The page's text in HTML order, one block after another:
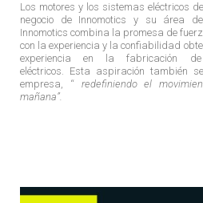
Los motores y los sistemas eléctricos
negocio de Innomotics y su área
Innomotics combina la promesa de
con la experiencia y la confiabilidad
experiencia en la fabricación
eléctricos. Esta aspiración también
empresa, “ redefiniendo el
mañana”.